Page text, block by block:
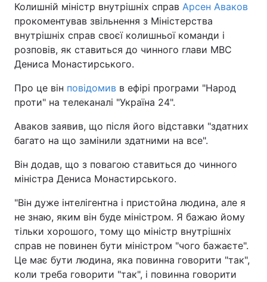
Колишній міністр внутрішніх справ Арсен Аваков
прокоментував звільнення з Міністерства
внутрішніх справ своєї колишньої команди і
розповів, як ставиться до чинного глави МВС
Дениса Монастирського.
Про це він повідомив в ефірі програми "Народ
проти" на телеканалі "Україна 24".
Аваков заявив, що після його відставки "здатних
багато на що замінили здатними на все".
Він додав, що з повагою ставиться до чинного
міністра Дениса Монастирського.
"Він дуже інтелігентна і пристойна людина, але я
не знаю, яким він буде міністром. Я бажаю йому
тільки хорошого, тому що міністр внутрішніх
справ не повинен бути міністром "чого бажаєте".
Це має бути людина, яка повинна говорити "так",
коли треба говорити "так", і повинна говорити